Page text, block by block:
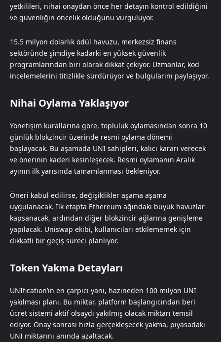
yetkilileri, nihai onaydan önce her detayın kontrol edildiğini
ve güvenliğin öncelik olduğunu vurguluyor.
15.5 milyon dolarlık ödül havuzu, merkezsiz finans
sektöründe şimdiye kadarki en yüksek güvenlik
programlarından biri olarak dikkat çekiyor. Uzmanlar, kod
incelemelerini titizlikle sürdürüyor ve bulgularını paylaşıyor.
Nihai Oylama Yaklaşıyor
Yönetişim kurallarına göre, topluluk oylamasından sonra 10
günlük blokzincir üzerinde resmi oylama dönemi
başlayacak. Bu aşamada UNI sahipleri, kalıcı kararı verecek
ve önerinin kaderi kesinleşecek. Resmi oylamanın Aralık
ayının ilk yarısında tamamlanması bekleniyor.
Öneri kabul edilirse, değişiklikler aşama aşama
uygulanacak. İlk etapta Ethereum ağındaki büyük havuzlar
kapsanacak, ardından diğer blokzincir ağlarına genişleme
yapılacak. Uniswap ekibi, kullanıcıları etkilememek için
dikkatli bir geçiş süreci planlıyor.
Token Yakma Detayları
UNIfication’ın en çarpıcı yanı, hazineden 100 milyon UNI
yakılması planı. Bu miktar, platform başlangıcından beri
ücret sistemi aktif olsaydı yakılmış olacak miktarı temsil
ediyor. Onay sonrası hızla gerçekleşecek yakma, piyasadaki
UNI miktarını anında azaltacak.